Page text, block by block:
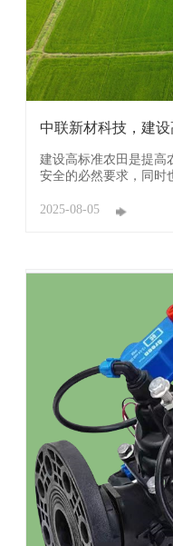
中联新材科技，建
建设高标准农田是提高
安全的必然要求，同时
热水土匹配良好的比例
2025-08-05